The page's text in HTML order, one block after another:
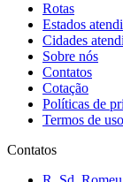
Rotas
Estados
Cidades
Sobre nós
Contatos
Cotação
Políticas de
Termos de uso
Contatos